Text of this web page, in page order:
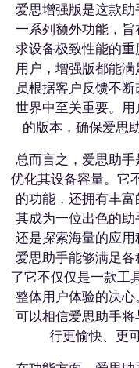
爱思增强版是这款
一系列额外功能，
求设备极致性能的
用户，增强版都能
员根据客户反馈不
世界中至关重要。
的版本，确保爱思
总而言之，爱思助
优化其设备容量。它
的功能，还拥有丰
其成为一位出色的助
还是探索海量的应用
爱思助手能够满足
了它不仅仅是一款工
整体用户体验的决
可以相信爱思助手
行更愉快、更